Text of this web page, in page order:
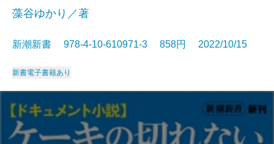
藻谷ゆかり／著
新潮新書 978-4-10-610971-3 858円 2022/10/15
新書電子書籍あり